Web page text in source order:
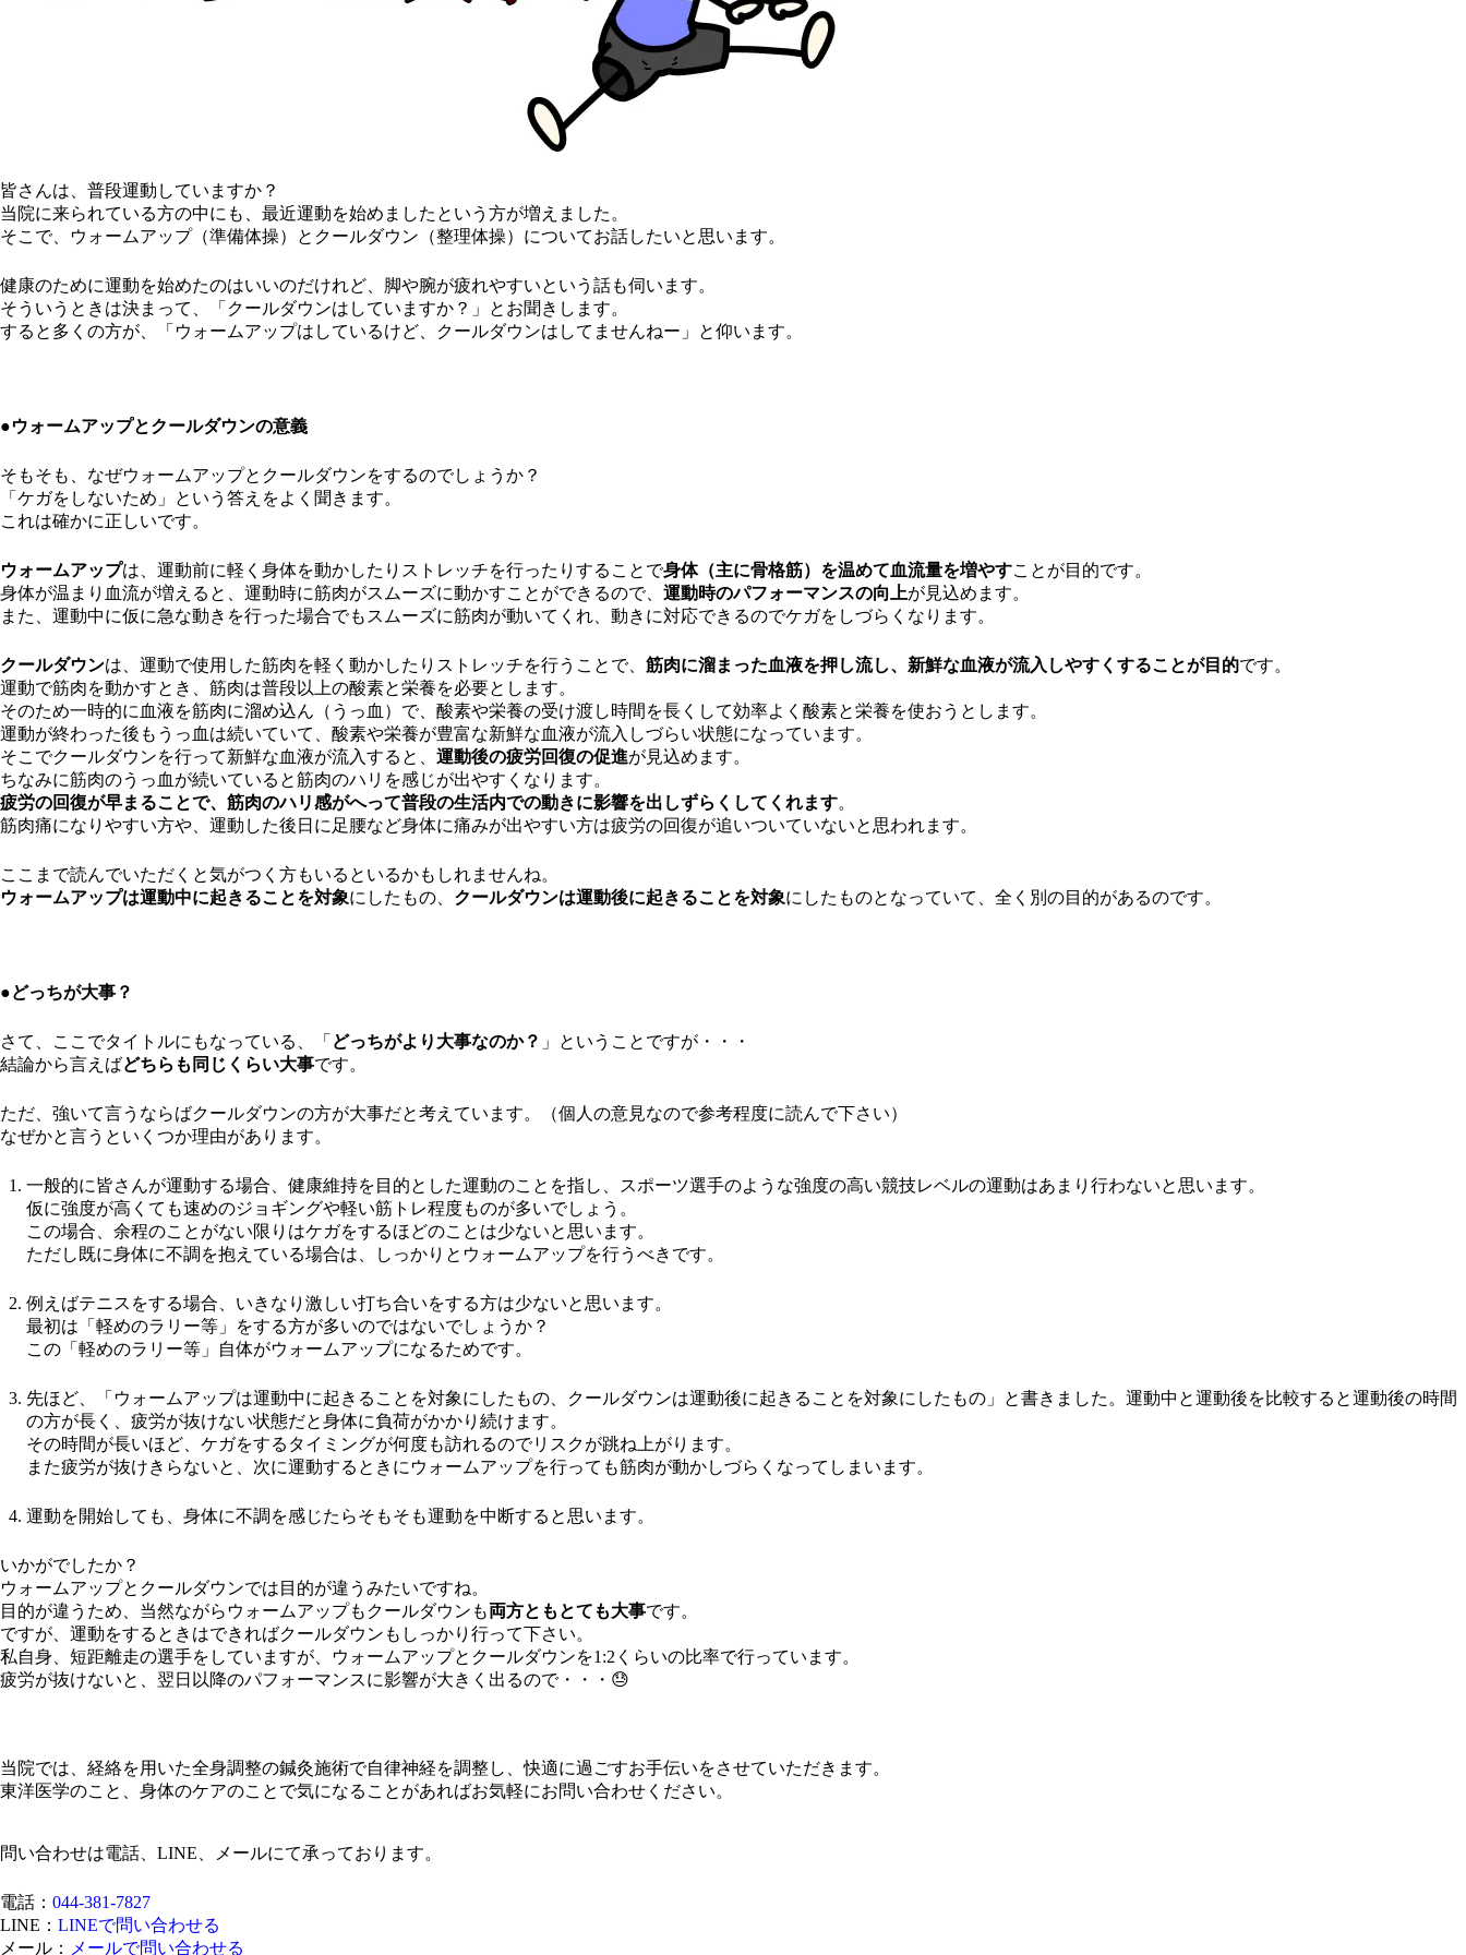
皆さんは、普段運動していますか？
当院に来られている方の中にも、最近運動を始めましたという方が増えました。
そこで、ウォームアップ（準備体操）とクールダウン（整理体操）についてお話したいと思います。
健康のために運動を始めたのはいいのだけれど、脚や腕が疲れやすいという話も伺います。
そういうときは決まって、「クールダウンはしていますか？」とお聞きします。
すると多くの方が、「ウォームアップはしているけど、クールダウンはしてませんねー」と仰います。
●ウォームアップとクールダウンの意義
そもそも、なぜウォームアップとクールダウンをするのでしょうか？
「ケガをしないため」という答えをよく聞きます。
これは確かに正しいです。
ウォームアップは、運動前に軽く身体を動かしたりストレッチを行ったりすることで身体（主に骨格筋）を温めて血流量を増やすことが目的です。
身体が温まり血流が増えると、運動時に筋肉がスムーズに動かすことができるので、 運動時のパフォーマンスの向上が見込めます。
また、運動中に仮に急な動きを行った場合でもスムーズに筋肉が動いてくれ、動きに対応できるのでケガをしづらくなります。
クールダウンは、運動で使用した筋肉を軽く動かしたりストレッチを行うことで、 筋肉に溜まった血液を押し流し、新鮮な血液が流入しやすくすることが目的です。
運動で筋肉を動かすとき、筋肉は普段以上の酸素と栄養を必要とします。
そのため一時的に血液を筋肉に溜め込ん（うっ血）で、酸素や栄養の受け渡し時間を長くして効率よく酸素と栄養を使おうとします。
運動が終わった後もうっ血は続いていて、酸素や栄養が豊富な新鮮な血液が流入しづらい状態になっています。
そこでクールダウンを行って新鮮な血液が流入すると、 運動後の疲労回復の促進が見込めます。
ちなみに筋肉のうっ血が続いていると筋肉のハリを感じが出やすくなります。
疲労の回復が早まることで、筋肉のハリ感がへって普段の生活内での動きに影響を出しずらくしてくれます。
筋肉痛になりやすい方や、運動した後日に足腰など身体に痛みが出やすい方は疲労の回復が追いついていないと思われます。
ここまで読んでいただくと気がつく方もいるといるかもしれませんね。
ウォームアップは運動中に起きることを対象にしたもの、 クールダウンは運動後に起きることを対象にしたものとなっていて、全く別の目的があるのです。
●どっちが大事？
さて、ここでタイトルにもなっている、「 どっちがより大事なのか？ 」ということですが・・・
結論から言えばどちらも同じくらい大事です。
ただ、強いて言うならばクールダウンの方が大事だと考えています。（個人の意見なので参考程度に読んで下さい）
なぜかと言うといくつか理由があります。
一般的に皆さんが運動する場合、健康維持を目的とした運動のことを指し、スポーツ選手のような強度の高い競技レベルの運動はあまり行わないと思います。
仮に強度が高くても速めのジョギングや軽い筋トレ程度ものが多いでしょう。
この場合、余程のことがない限りはケガをするほどのことは少ないと思います。
ただし既に身体に不調を抱えている場合は、しっかりとウォームアップを行うべきです。
例えばテニスをする場合、いきなり激しい打ち合いをする方は少ないと思います。
最初は「軽めのラリー等」をする方が多いのではないでしょうか？
この「軽めのラリー等」自体がウォームアップになるためです。
先ほど、「ウォームアップは運動中に起きることを対象にしたもの、クールダウンは運動後に起きることを対象にしたもの」と書きました。運動中と運動後を比較すると運動後の時間
の方が長く、疲労が抜けない状態だと身体に負荷がかかり続けます。
その時間が長いほど、ケガをするタイミングが何度も訪れるのでリスクが跳ね上がります。
また疲労が抜けきらないと、次に運動するときにウォームアップを行っても筋肉が動かしづらくなってしまいます。
運動を開始しても、身体に不調を感じたらそもそも運動を中断すると思います。
いかがでしたか？
ウォームアップとクールダウンでは目的が違うみたいですね。
目的が違うため、当然ながらウォームアップもクールダウンも両方ともとても大事です。
ですが、運動をするときはできればクールダウンもしっかり行って下さい。
私自身、短距離走の選手をしていますが、ウォームアップとクールダウンを1:2くらいの比率で行っています。
疲労が抜けないと、翌日以降のパフォーマンスに影響が大きく出るので・・・😓
当院では、経絡を用いた全身調整の鍼灸施術で自律神経を調整し、快適に過ごすお手伝いをさせていただきます。
東洋医学のこと、身体のケアのことで気になることがあればお気軽にお問い合わせください。
問い合わせは電話、LINE、メールにて承っております。
電話： 044-381-7827
LINE： LINEで問い合わせる
メール：
メールで問い合わせる